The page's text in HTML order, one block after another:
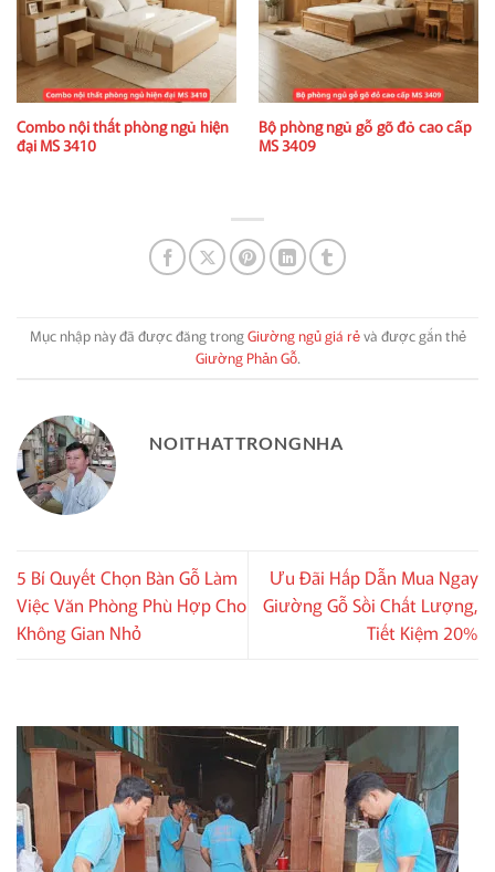
Combo nội thất phòng ngủ hiện
đại MS 3410
Bộ phòng ngủ gỗ gõ đỏ cao cấp
MS 3409
Mục nhập này đã được đăng trongGiường ngủ giá rẻvà được gắn thẻ
Giường Phản Gỗ.
NOITHATTRONGNHA
5 Bí Quyết Chọn Bàn Gỗ Làm
Việc Văn Phòng Phù Hợp Cho
Không Gian Nhỏ
Ưu Đãi Hấp Dẫn Mua Ngay
Giường Gỗ Sồi Chất Lượng,
Tiết Kiệm 20%